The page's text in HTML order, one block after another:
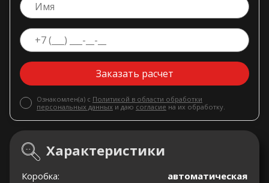
Заказать расчет
Ознакомлен(а) с Политикой в области обработки
персональных данных и даю согласие на их обработку.
Характеристики
Коробка:
автоматическая